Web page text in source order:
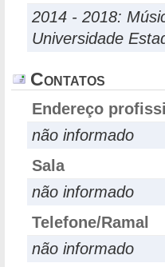
2014 - 2018:
Universidade
Contatos
Endereço
não informado
Sala
não informado
Telefone/Ramal
não informado